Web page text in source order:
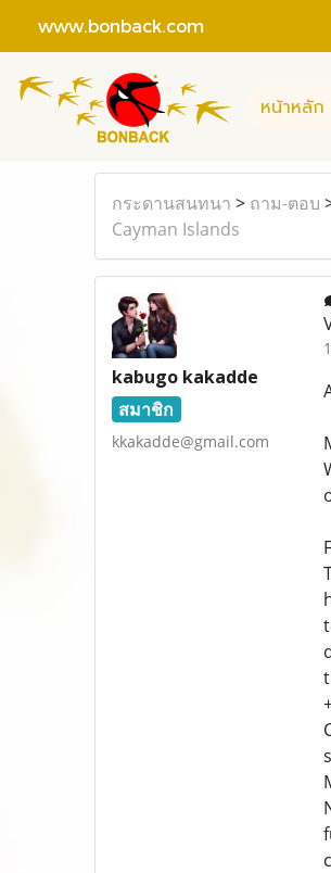
www.bonback.com
หน้าหลัก
กระดานสนทนา > ถาม-ตอบ
Cayman Islands
kabugo kakadde
สมาชิก
kkakadde@gmail.com